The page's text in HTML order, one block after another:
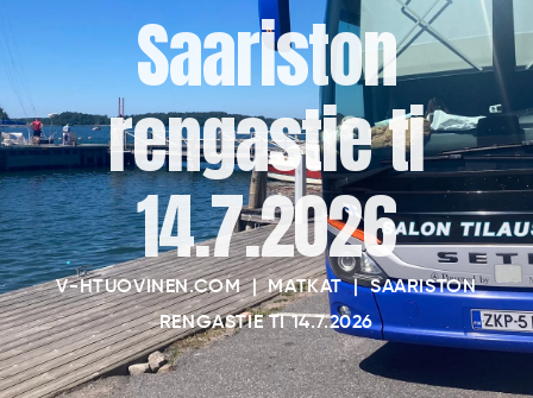
Saariston
rengastie ti
14.7.2026
V-HTUOVINEN.COM|MATKAT|SAARISTON
RENGASTIE TI 14.7.2026